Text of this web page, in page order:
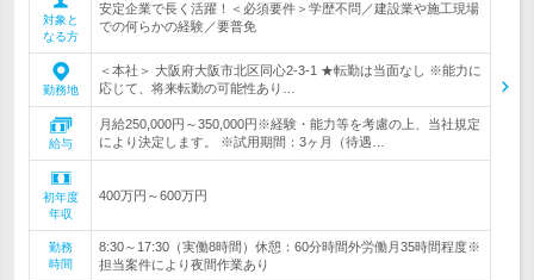
対象と
なる方
安定企業で長く活躍！＜必須要件＞学歴不問／建設業や施工現場
での何らかの経験／要普免
勤務地
＜本社＞ 大阪府大阪市北区同心2-3-1 ★転勤は当面なし ※能力に
応じて、将来転勤の可能性あり…
給与
月給250,000円～350,000円※経験・能力等を考慮の上、当社規定
により決定します。 ※試用期間：3ヶ月（待遇…
初年度
年収
400万円～600万円
勤務
時間
8:30～17:30（実働8時間）休憩：60分時間外労働月35時間程度※
担当案件により夜間作業あり